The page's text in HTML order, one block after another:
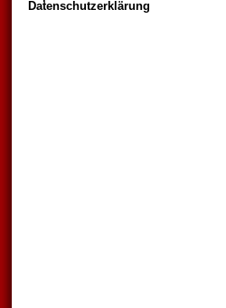
Datenschutzerklärung